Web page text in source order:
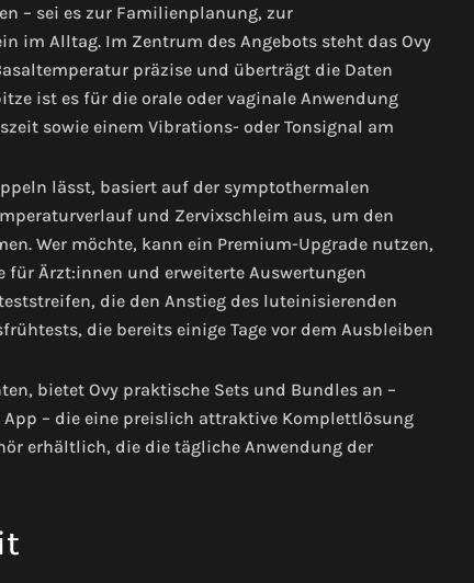
– sei es zur Familienplanung, zur
im Alltag. Im Zentrum des Angebots steht das Ovy
präzise und überträgt die Daten
ist es für die orale oder vaginale Anwendung
sowie einem Vibrations- oder Tonsignal am
lässt, basiert auf der symptothermalen
und Zervixschleim aus, um den
Wer möchte, kann ein Premium-Upgrade nutzen,
Ärzt:innen und erweiterte Auswertungen
die den Anstieg des luteinisierenden
die bereits einige Tage vor dem Ausbleiben
bietet Ovy praktische Sets und Bundles an –
– die eine preislich attraktive Komplettlösung
erhältlich, die die tägliche Anwendung der